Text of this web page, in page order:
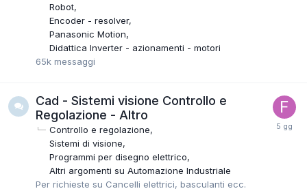
Robot
Encoder - resolver
Panasonic Motion
Didattica Inverter - azionamenti - motori
65k messaggi
Cad - Sistemi visione Controllo e
Regolazione - Altro
Controllo e regolazione
Sistemi di visione
Programmi per disegno elettrico
Altri argomenti su Automazione Industriale
Per richieste su Cancelli elettrici, basculanti ecc.